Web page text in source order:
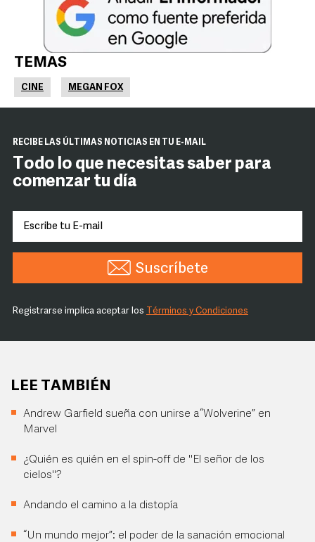
TEMAS
CINE MEGAN FOX
RECIBE LAS ÚLTIMAS NOTICIAS EN TU E-MAIL
Todo lo que necesitas saber para
comenzar tu día
Suscríbete
Registrarse implica aceptar los Términos y Condiciones
LEE TAMBIÉN
Andrew Garfield sueña con unirse a “Wolverine” en
Marvel
¿Quién es quién en el spin-off de "El señor de los
cielos"?
Andando el camino a la distopía
“Un mundo mejor”: el poder de la sanación emocional